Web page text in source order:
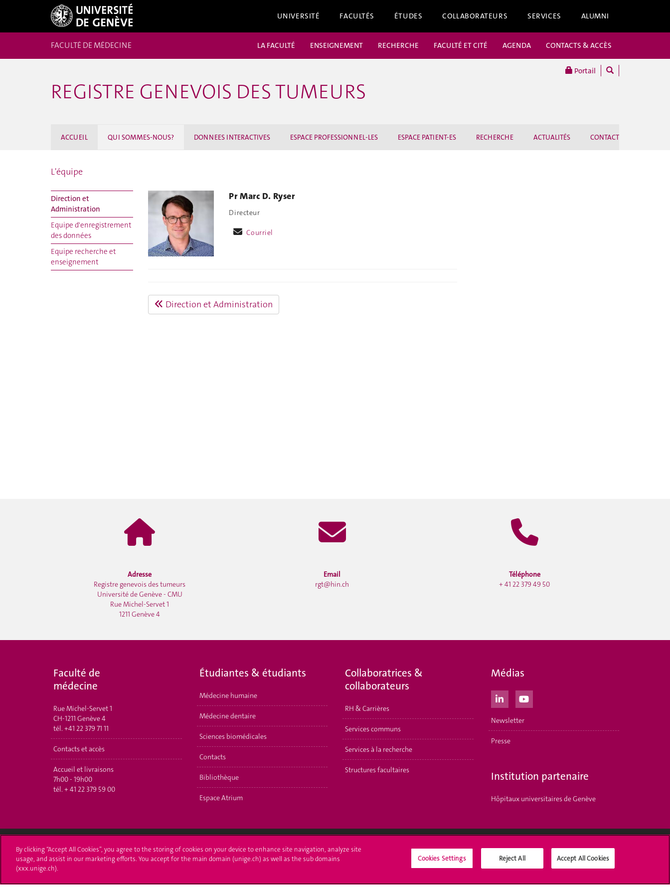
UNIVERSITÉ FACULTÉS ÉTUDES COLLABORATEURS SERVICES ALUMNI
Portail
FACULTÉ DE MÉDECINE LA FACULTÉ ENSEIGNEMENT RECHERCHE FACULTÉ ET CITÉ AGENDA CONTACTS & ACCÈS
REGISTRE GENEVOIS DES TUMEURS
ACCUEIL QUI SOMMES-NOUS? DONNEES INTERACTIVES ESPACE PROFESSIONNEL-LES ESPACE PATIENT-ES RECHERCHE ACTUALITÉS CONTACT
L'équipe
Direction et
Administration
Equipe d'enregistrement
des données
Equipe recherche et
enseignement
Pr Marc D. Ryser
Directeur
Courriel
Direction et Administration
Adresse
Registre genevois des tumeurs
Université de Genève - CMU
Rue Michel-Servet 1
1211 Genève 4
Email
rgt@hin.ch
Téléphone
+ 41 22 379 49 50
Faculté de
médecine
Rue Michel-Servet 1
CH-1211 Genève 4
tél. +41 22 379 71 11
Contacts et accès
Accueil et livraisons
7h00 - 19h00
tél. + 41 22 379 59 00
Étudiantes & étudiants
Médecine humaine
Médecine dentaire
Sciences biomédicales
Contacts
Bibliothèque
Espace Atrium
Collaboratrices &
collaborateurs
RH & Carrières
Services communs
Services à la recherche
Structures facultaires
Médias
Newsletter
Presse
Institution partenaire
Hôpitaux universitaires de Genève
Université de Genève
24 rue du Général-Dufour
S'inscrire à l'UNIGE
Immatriculations
L'UNIGE vous informe
UNIGE Mobile
Médias sociaux UNIGE
By clicking “Accept All Cookies”, you agree to the storing of cookies on your device to enhance site navigation, analyze site
usage, and assist in our marketing efforts. You accept for the main domain (unige.ch) as well as the sub domains
(xxx.unige.ch).
Cookies Settings Reject All Accept All Cookies